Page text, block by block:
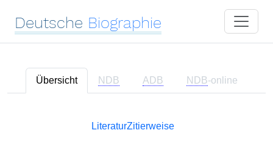
Deutsche Biographie
Übersicht NDB ADB NDB-online
LiteraturZitierweise